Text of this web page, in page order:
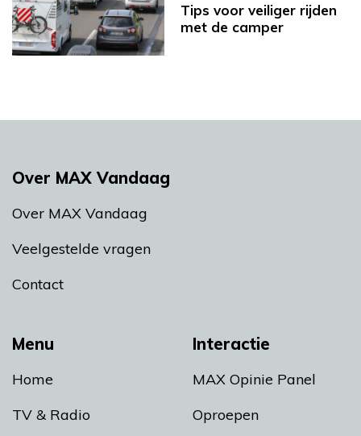
Tips voor veiliger rijden
met de camper
Menu
Home
TV & Radio
Interactie
MAX Opinie Panel
Oproepen
Over MAX Vandaag
Over MAX Vandaag
Veelgestelde vragen
Contact